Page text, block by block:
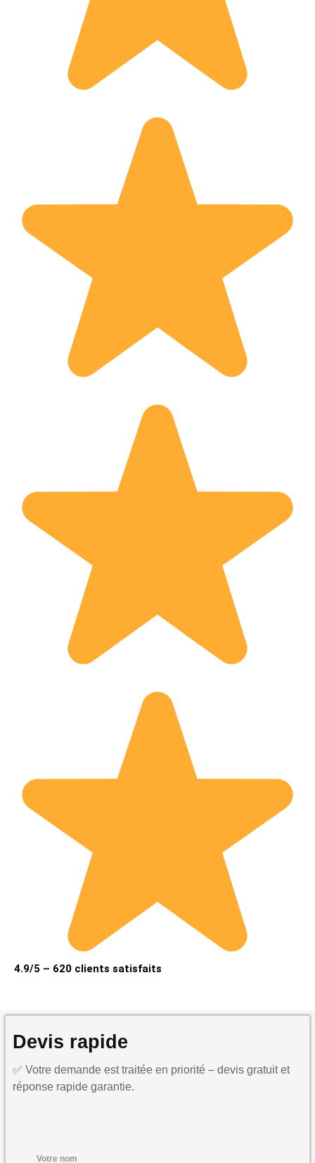
4.9/5 – 620 clients satisfaits
Devis rapide
✅ Votre demande est traitée en priorité – devis gratuit et
réponse rapide garantie.
Votre nom